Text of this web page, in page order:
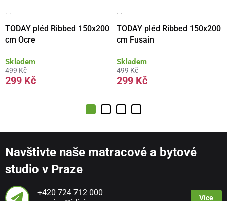
· ·
TODAY pléd Ribbed 150x200
cm Ocre
Skladem
499 Kč
299 Kč
· ·
TODAY pléd Ribbed 150x200
cm Fusain
Skladem
499 Kč
299 Kč
Navštivte naše matracové a bytové
studio v Praze
+420 724 712 000
Více